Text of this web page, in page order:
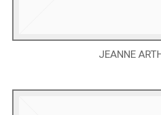
JEANNE